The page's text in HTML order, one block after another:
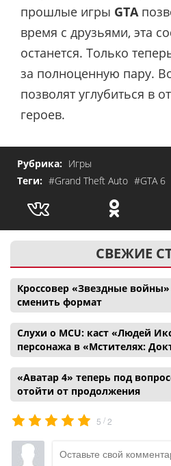
прошлые игры GTA
время с друзьями, эта
останется. Только
за полноценную пару.
позволят углубиться в
героев.
Рубрика: Игры
Теги: #Grand Theft Auto #GTA 6
СВЕЖИЕ
Кроссовер «Звездные
сменить формат
Слухи о MCU: каст «Людей
персонажа в «Мстителях:
«Аватар 4» теперь под
отойти от продолжения
5 /2